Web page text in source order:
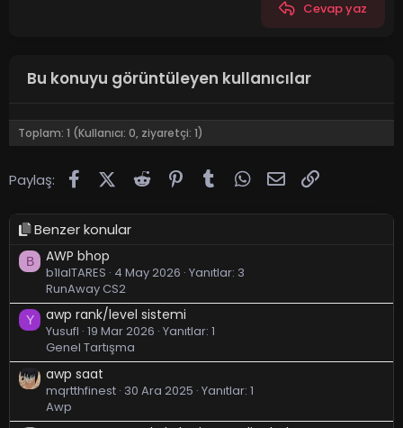
Cevap yaz
Bu konuyu görüntüleyen kullanıcılar
Toplam: 1 (Kullanıcı: 0, ziyaretçi: 1)
Paylaş: FacebookX (Twitter)
Reddit Pinterest
Tumblr WhatsApp
E-posta
Benzer konular
B AWP bhop
b1lalTARES 4 May 2026 Yanıtlar: 3
RunAway CS2
Y awp rank/level sistemi
Yusufl 19 Mar 2026 Yanıtlar: 1
Genel Tartışma
awp saat
mqrtthfinest 30 Ara 2025 Yanıtlar: 1
Awp